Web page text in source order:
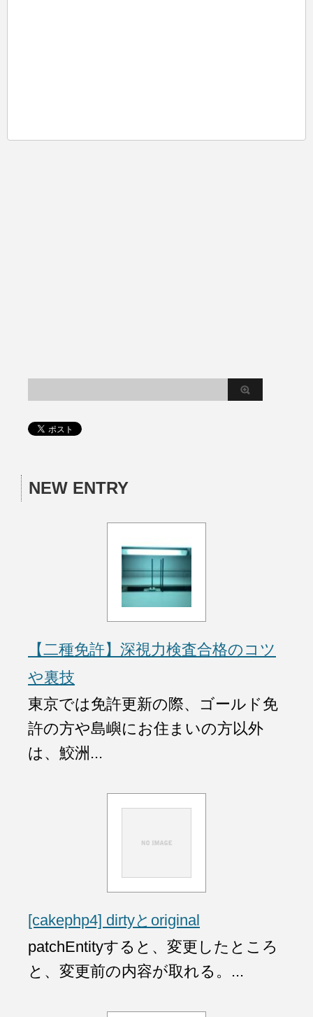
NEW ENTRY
【二種免許】深視力検査合格のコツ
や裏技
東京では免許更新の際、ゴールド免
許の方や島嶼にお住まいの方以外
は、鮫洲...
[cakephp4] dirtyとoriginal
patchEntityすると、変更したところ
と、変更前の内容が取れる。...